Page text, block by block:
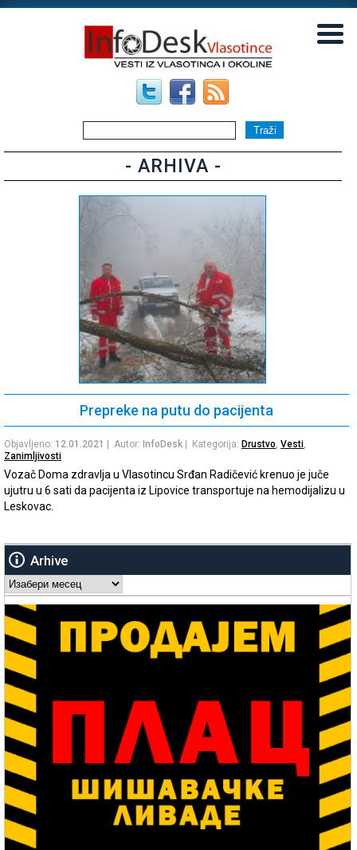
- ARHIVA -
Prepreke na putu do pacijenta
Objavljeno: 12.01.2021 | Autor: InfoDesk | Kategorija: Drustvo, Vesti,
Zanimljivosti
Vozač Doma zdravlja u Vlasotincu Srđan Radičević krenuo je juče
ujutru u 6 sati da pacijenta iz Lipovice transportuje na hemodijalizu u
Leskovac.
Arhive
Arhive